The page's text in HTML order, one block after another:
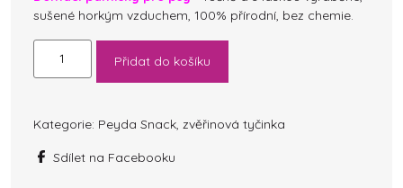
sušené horkým vzduchem, 100% přírodní, bez chemie.
TYČINKA
Přidat do košíku
Kategorie: Peyda Snack zvěřinová tyčinka
Sdílet na Facebooku